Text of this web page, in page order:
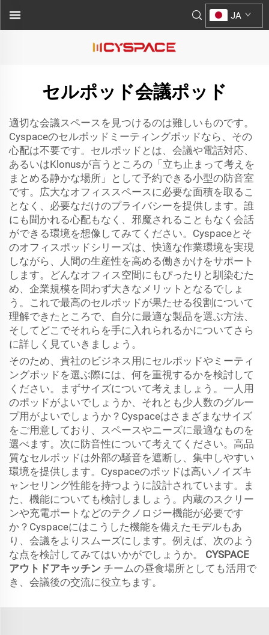
JA
セルポッド会議ポッド
適切な会議スペースを見つけるのは難しいものです。
Cyspaceのセルポッドミーティングポッドなら、その
心配は不要です。セルポッドとは、会議や電話対応、
あるいはKlonusが言うところの「立ち止まって考えを
まとめる静かな場所」として予約できる小型の防音室
です。広大なオフィススペースに必要な面積を取るこ
となく、必要なだけのプライバシーを提供します。誰
にも聞かれる心配もなく、邪魔されることもなく会話
ができる環境を想像してみてください。Cyspaceとそ
のオフィスポッドシリーズは、快適な作業環境を実現
しながら、人間の生産性を高める働きかけをサポート
します。どんなオフィス空間にもぴったりと馴染むた
め、企業規模を問わず大きなメリットとなるでしょ
う。これで最高のセルポッドが果たせる役割について
理解できたところで、自分に最適な製品を選ぶ方法、
そしてどこでそれらを手に入れられるかについてさら
に詳しく見ていきましょう。
そのため、貴社のビジネス用にセルポッドやミーティ
ングポッドを選ぶ際には、何を重視するかを検討して
ください。まずサイズについて考えましょう。一人用
のポッドがよいでしょうか、それとも少人数のグルー
プ用がよいでしょうか？Cyspaceはさまざまなサイズ
をご用意しており、スペースやニーズに最適なものを
選べます。次に防音性について考えてください。高品
質なセルポッドは外部の騒音を遮断し、集中しやすい
環境を提供します。Cyspaceのポッドは高いノイズキ
ャンセリング性能を持つように設計されています。ま
た、機能についても検討しましょう。内蔵のスクリー
ンや充電ポートなどのテクノロジー機能が必要です
か？Cyspaceにはこうした機能を備えたモデルもあ
り、会議をよりスムーズにします。例えば、次のよう
な点を検討してみてはいかがでしょうか。 CYSPACE
アウトドアキッチン チームの昼食場所としても活用で
き、会議後の交流に役立ちます。